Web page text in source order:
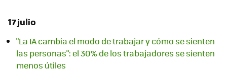
17 julio
"La IA cambia el modo de trabajar y cómo se sienten
las personas": el 30% de los trabajadores se sienten
menos útiles